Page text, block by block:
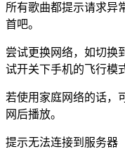
所有歌曲都提示请求异
首吧。
尝试更换网络，如切换
试开关下手机的飞行模
若使用家庭网络的话，
网后播放。
提示无法连接到服务器